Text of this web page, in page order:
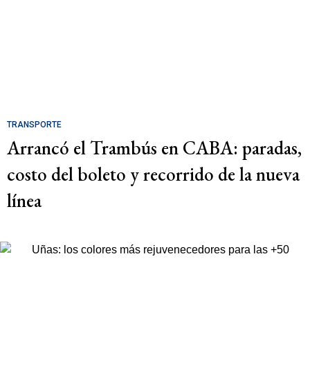
TRANSPORTE
Arrancó el Trambús en CABA: paradas,
costo del boleto y recorrido de la nueva
línea